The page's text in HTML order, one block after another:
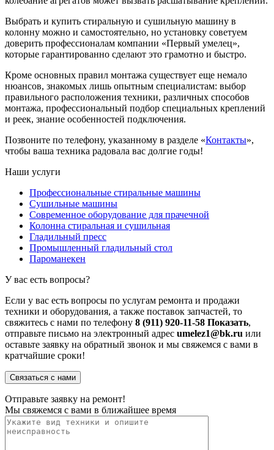
Выбрать и купить стиральную и сушильную машину в
колонну можно и самостоятельно, но установку советуем
доверить профессионалам компании «Первый умелец»,
которые гарантированно сделают это грамотно и быстро.
Кроме основных правил монтажа существует еще немало
нюансов, знакомых лишь опытным специалистам: выбор
правильного расположения техники, различных способов
монтажа, профессиональный подбор специальных креплений
и реек, знание особенностей подключения.
Позвоните по телефону, указанному в разделе «Контакты»,
чтобы ваша техника радовала вас долгие годы!
Наши услуги
Профессиональные стиральные машины
Сушильные машины
Современное оборудование для прачечной
Колонна стиральная и сушильная
Гладильный пресс
Промышленный гладильный стол
Пароманекен
У вас есть вопросы?
Если у вас есть вопросы по услугам ремонта и продажи
техники и оборудования, а также поставок запчастей, то
свяжитесь с нами по телефону 8 (911) 920-11-58 Показать,
отправьте письмо на электронный адрес umelez1@bk.ru или
оставьте заявку на обратный звонок и мы свяжемся с вами в
кратчайшие сроки!
Связаться с нами
Отправьте заявку на ремонт!
Мы свяжемся с вами в ближайшее время